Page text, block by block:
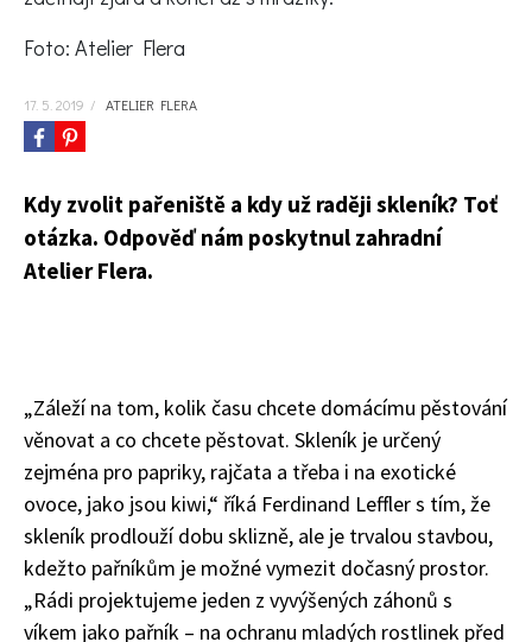
KVÍZY A TESTY
Foto: Atelier Flera
17. 5. 2019 / ATELIER FLERA
Kdy zvolit pařeniště a kdy už raději skleník? Toť
otázka. Odpověď nám poskytnul zahradní
Atelier Flera.
„Záleží na tom, kolik času chcete domácímu pěstování
věnovat a co chcete pěstovat. Skleník je určený
zejména pro papriky, rajčata a třeba i na exotické
ovoce, jako jsou kiwi,“ říká Ferdinand Leffler s tím, že
skleník prodlouží dobu sklizně, ale je trvalou stavbou,
kdežto pařníkům je možné vymezit dočasný prostor.
„Rádi projektujeme jeden z vyvýšených záhonů s
víkem jako pařník – na ochranu mladých rostlinek před